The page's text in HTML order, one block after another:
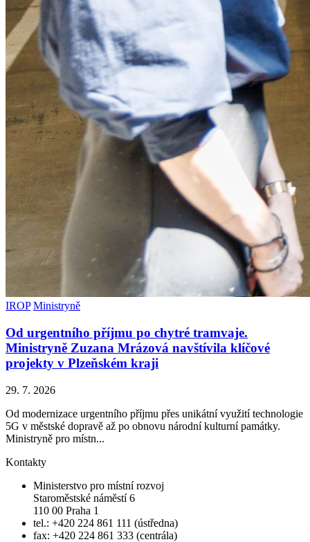
IROP Ministryně
Od urgentního příjmu po chytré tramvaje.
Ministryně Zuzana Mrázová navštívila klíčové
projekty v Plzeňském kraji
29. 7. 2026
Od modernizace urgentního příjmu přes unikátní využití technologie
5G v městské dopravě až po obnovu národní kulturní památky.
Ministryně pro místn...
Kontakty
Ministerstvo pro místní rozvoj
Staroměstské náměstí 6
110 00 Praha 1
tel.: +420 224 861 111 (ústředna)
fax: +420 224 861 333 (centrála)